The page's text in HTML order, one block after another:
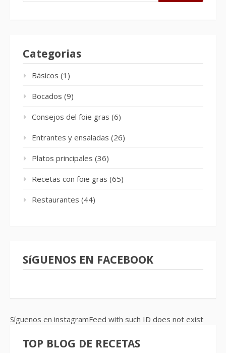
Categorias
Básicos (1)
Bocados (9)
Consejos del foie gras (6)
Entrantes y ensaladas (26)
Platos principales (36)
Recetas con foie gras (65)
Restaurantes (44)
SíGUENOS EN FACEBOOK
Síguenos en instagramFeed with such ID does not exist
TOP BLOG DE RECETAS